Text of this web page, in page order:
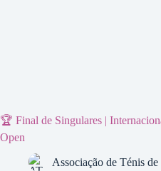
🏆 Final de Singulares |
Open
Associação de Ténis de